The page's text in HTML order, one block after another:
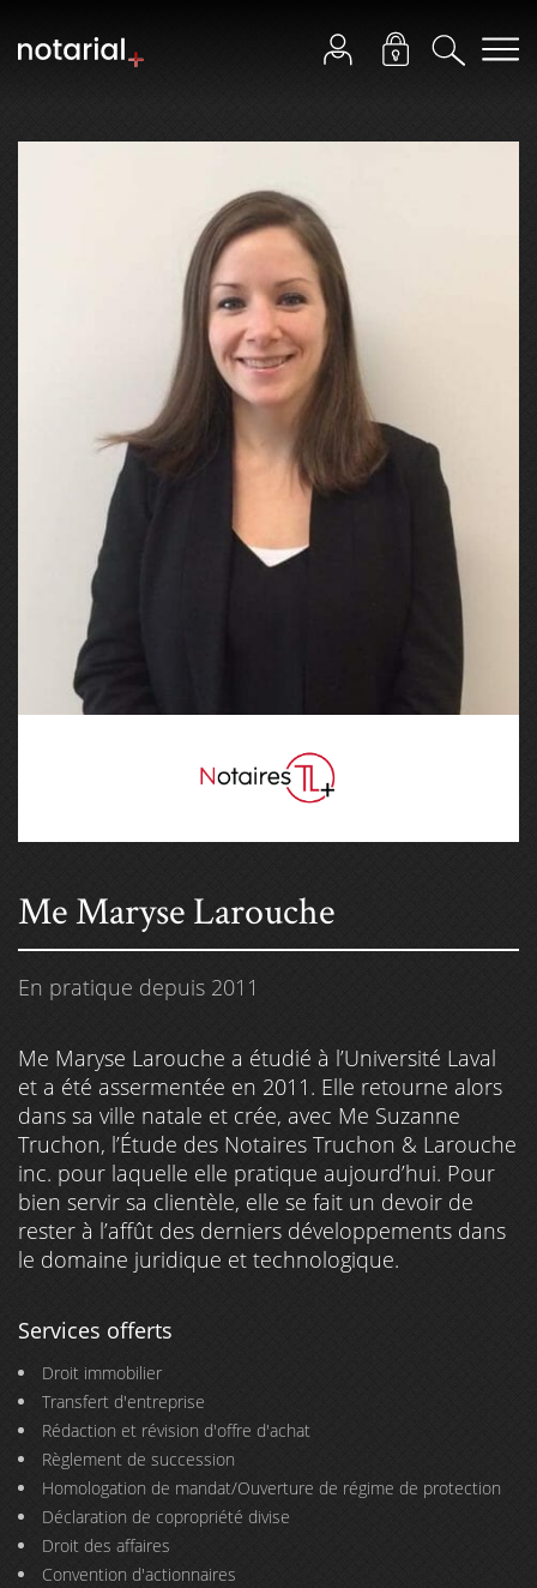
Me Maryse Larouche
En pratique depuis 2011
Me Maryse Larouche a étudié à l’Université Laval
et a été assermentée en 2011. Elle retourne alors
dans sa ville natale et crée, avec Me Suzanne
Truchon, l’Étude des Notaires Truchon & Larouche
inc. pour laquelle elle pratique aujourd’hui. Pour
bien servir sa clientèle, elle se fait un devoir de
rester à l’affût des derniers développements dans
le domaine juridique et technologique.
Services offerts
Droit immobilier
Transfert d'entreprise
Rédaction et révision d'offre d'achat
Règlement de succession
Homologation de mandat/Ouverture de régime de protection
Déclaration de copropriété divise
Droit des affaires
Convention d'actionnaires